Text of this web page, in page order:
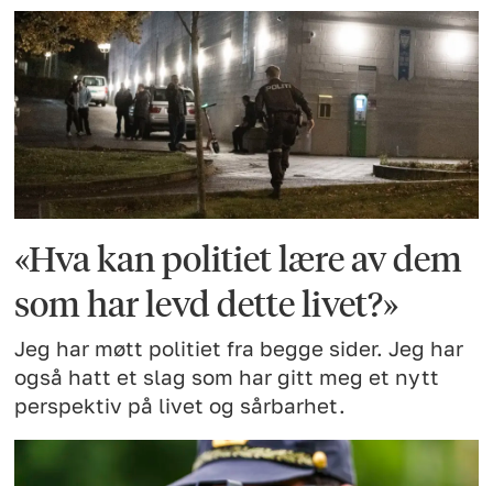
«Hva kan politiet lære av dem
som har levd dette livet?»
Jeg har møtt politiet fra begge sider. Jeg har
også hatt et slag som har gitt meg et nytt
perspektiv på livet og sårbarhet.